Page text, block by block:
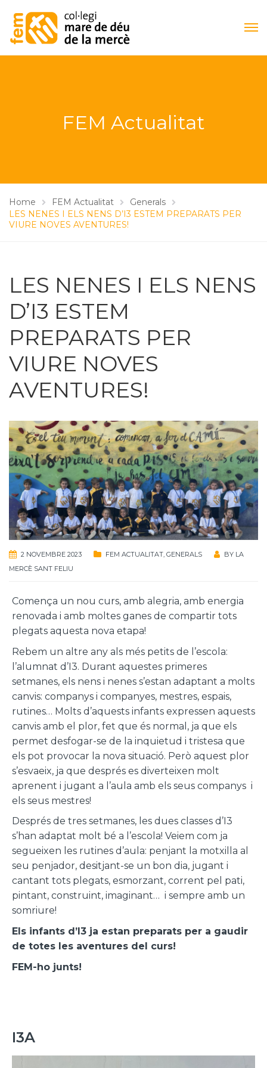
FEM Actualitat
Home FEM Actualitat
Generals
LES NENES I ELS NENS D’I3 ESTEM PREPARATS PER
VIURE NOVES AVENTURES!
LES NENES I ELS NENS
D’I3 ESTEM
PREPARATS PER
VIURE NOVES
AVENTURES!
2 NOVEMBRE 2023 FEM ACTUALITAT, GENERALS BY LA
MERCÈ SANT FELIU
Comença un nou curs, amb alegria, amb energia
renovada i amb moltes ganes de compartir tots
plegats aquesta nova etapa!
Rebem un altre any als més petits de l’escola:
l’alumnat d’I3. Durant aquestes primeres
setmanes, els nens i nenes s’estan adaptant a molts
canvis: companys i companyes, mestres, espais,
rutines… Molts d’aquests infants expressen aquests
canvis amb el plor, fet que és normal, ja que els
permet desfogar-se de la inquietud i tristesa que
els pot provocar la nova situació. Però aquest plor
s’esvaeix, ja que després es diverteixen molt
aprenent i jugant a l’aula amb els seus companys i
els seus mestres!
Després de tres setmanes, les dues classes d’I3
s’han adaptat molt bé a l’escola! Veiem com ja
segueixen les rutines d’aula: penjant la motxilla al
seu penjador, desitjant-se un bon dia, jugant i
cantant tots plegats, esmorzant, corrent pel pati,
pintant, construint, imaginant… i sempre amb un
somriure!
Els infants d’I3 ja estan preparats per a gaudir
de totes les aventures del curs!
FEM-ho junts!
I3A